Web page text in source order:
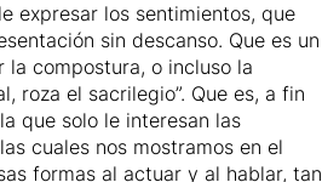
expresar los sentimientos, que
sin descanso. Que es un
la compostura, o incluso la
roza el sacrilegio”. Que es, a fin
que solo le interesan las
cuales nos mostramos en el
formas al actuar y al hablar, tan